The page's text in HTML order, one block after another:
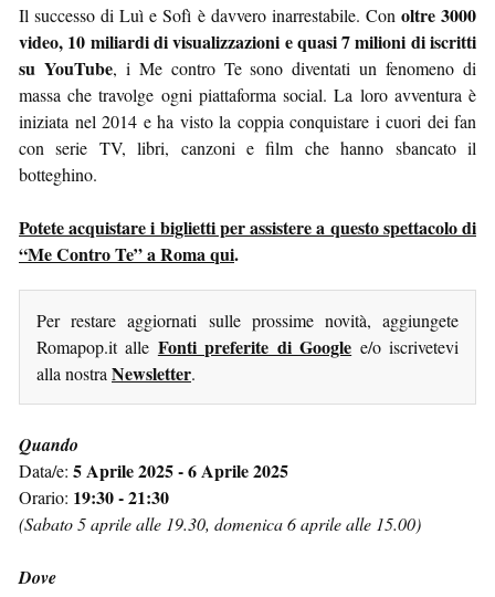
Il successo di Luì e Sofì è davvero inarrestabile. Con oltre 3000
video, 10 miliardi di visualizzazioni e quasi 7 milioni di iscritti
su YouTube, i Me contro Te sono diventati un fenomeno di
massa che travolge ogni piattaforma social. La loro avventura è
iniziata nel 2014 e ha visto la coppia conquistare i cuori dei fan
con serie TV, libri, canzoni e film che hanno sbancato il
botteghino.
Potete acquistare i biglietti per assistere a questo spettacolo di
“Me Contro Te” a Roma qui.
Per restare aggiornati sulle prossime novità, aggiungete
Romapop.it alle Fonti preferite di Google e/o iscrivetevi
alla nostra Newsletter.
Quando
Data/e: 5 Aprile 2025 - 6 Aprile 2025
Orario: 19:30 - 21:30
(Sabato 5 aprile alle 19.30, domenica 6 aprile alle 15.00)
Dove